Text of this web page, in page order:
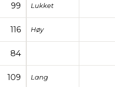
99 Lukket
116 Høy
84
109 Lang